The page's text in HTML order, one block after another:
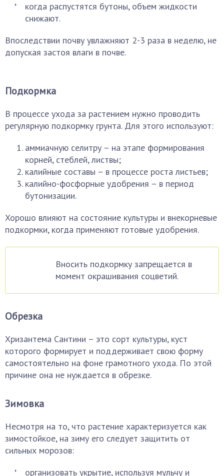
когда распустятся бутоны, объем жидкости
снижают.
Впоследствии почву увлажняют 2-3 раза в неделю, не
допуская застоя влаги в почве.
Подкормка
В процессе ухода за растением нужно проводить
регулярную подкормку грунта. Для этого используют:
аммиачную селитру – на этапе формирования
корней, стеблей, листвы;
калийные составы – в процессе роста листьев;
калийно-фосфорные удобрения – в период
бутонизации.
Хорошо влияют на состояние культуры и внекорневые
подкормки, когда применяют готовые удобрения.
Вносить подкормку запрещается в
момент окрашивания соцветий.
Обрезка
Хризантема Сантини – это сорт культуры, куст
которого формирует и поддерживает свою форму
самостоятельно на фоне грамотного ухода. По этой
причине она не нуждается в обрезке.
Зимовка
Несмотря на то, что растение характеризуется как
зимостойкое, на зиму его следует защитить от
сильных морозов:
организовать укрытие, используя мульчу и